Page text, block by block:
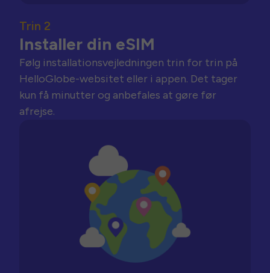
Trin 2
Installer din eSIM
Følg installationsvejledningen trin for trin på
HelloGlobe-websitet eller i appen. Det tager
kun få minutter og anbefales at gøre før
afrejse.